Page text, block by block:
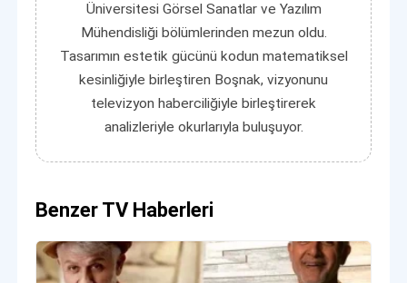
Üniversitesi Görsel Sanatlar ve Yazılım
Mühendisliği bölümlerinden mezun oldu.
Tasarımın estetik gücünü kodun matematiksel
kesinliğiyle birleştiren Boşnak, vizyonunu
televizyon haberciliğiyle birleştirerek
analizleriyle okurlarıyla buluşuyor.
Benzer TV Haberleri